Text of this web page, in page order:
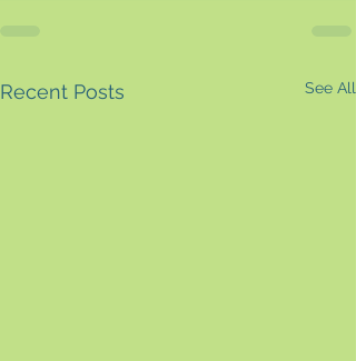
Recent Posts See All